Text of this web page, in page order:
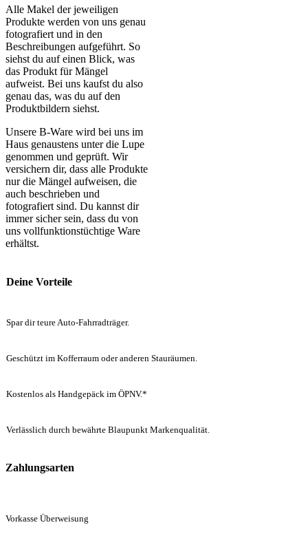
Alle Makel der jeweiligen
Produkte werden von uns genau
fotografiert und in den
Beschreibungen aufgeführt. So
siehst du auf einen Blick, was
das Produkt für Mängel
aufweist. Bei uns kaufst du also
genau das, was du auf den
Produktbildern siehst.
Unsere B-Ware wird bei uns im
Haus genaustens unter die Lupe
genommen und geprüft. Wir
versichern dir, dass alle Produkte
nur die Mängel aufweisen, die
auch beschrieben und
fotografiert sind. Du kannst dir
immer sicher sein, dass du von
uns vollfunktionstüchtige Ware
erhältst.
Deine Vorteile
Spar dir teure Auto-Fahrradträger.
Geschützt im Kofferraum oder anderen Stauräumen.
Kostenlos als Handgepäck im ÖPNV.*
Verlässlich durch bewährte Blaupunkt Markenqualität.
Zahlungsarten
Vorkasse Überweisung